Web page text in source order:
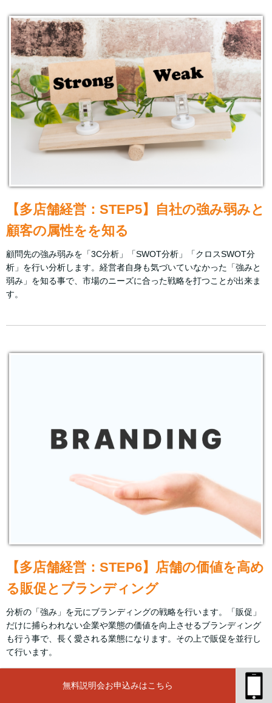
無料説明会お申込みはこちら
【多店舗経営：STEP5】自社の強み弱みと
顧客の属性をを知る
顧問先の強み弱みを「3C分析」「SWOT分析」「クロスSWOT分
析」を行い分析します。経営者自身も気づいていなかった「強みと
弱み」を知る事で、市場のニーズに合った戦略を打つことが出来ま
す。
【多店舗経営：STEP6】店舗の価値を高め
る販促とブランディング
分析の「強み」を元にブランディングの戦略を行います。「販促」
だけに捕らわれない企業や業態の価値を向上させるブランディング
も行う事で、長く愛される業態になります。その上で販促を並行し
て行います。